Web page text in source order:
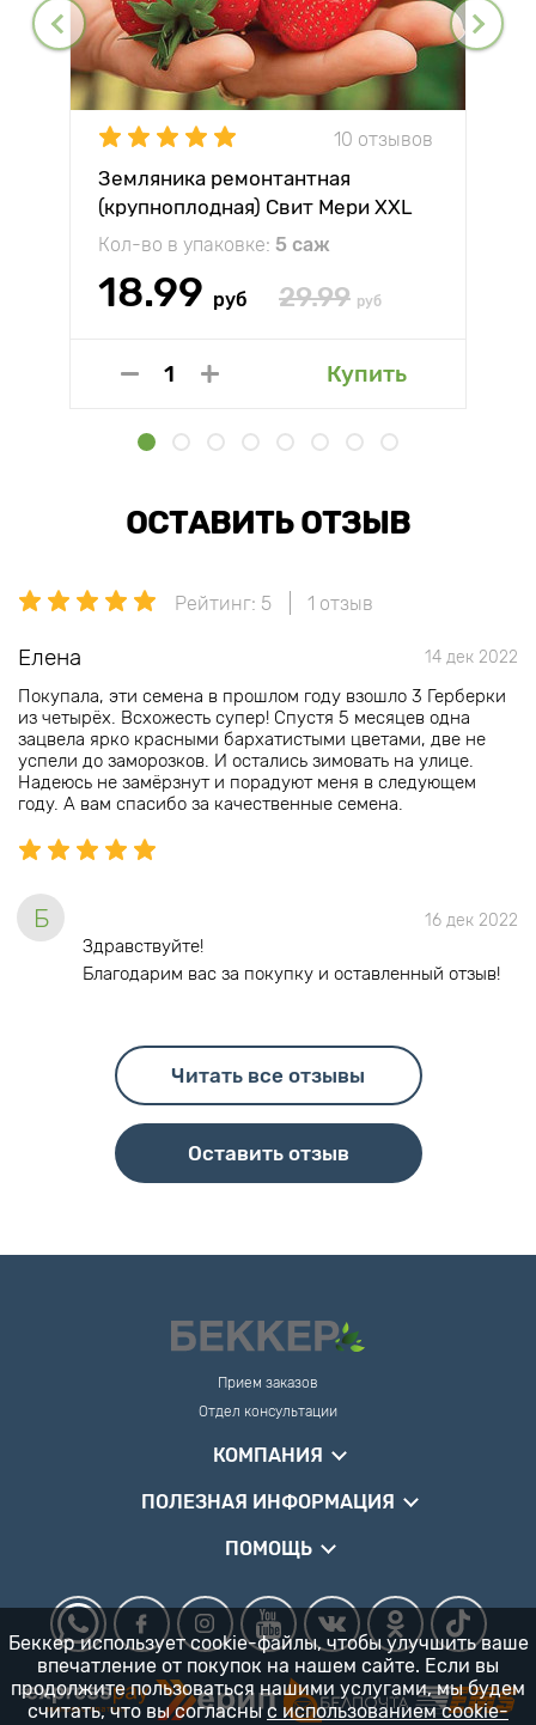
10 отзывов
Земляника ремонтантная
(крупноплодная) Свит Мери XXL
Кол-во в упаковке: 5 саж
18.99 руб 29.99 руб
Купить
ОСТАВИТЬ ОТЗЫВ
Рейтинг: 5 1 отзыв
Елена 14 дек 2022
Покупала, эти семена в прошлом году взошло 3 Герберки
из четырëх. Всхожесть супер! Спустя 5 месяцев одна
зацвела ярко красными бархатистыми цветами, две не
успели до заморозков. И остались зимовать на улице.
Надеюсь не замëрзнут и порадуют меня в следующем
году. А вам спасибо за качественные семена.
Б 16 дек 2022
Здравствуйте!
Благодарим вас за покупку и оставленный отзыв!
Читать все отзывы
Оставить отзыв
Прием заказов
Отдел консультации
КОМПАНИЯ
ПОЛЕЗНАЯ ИНФОРМАЦИЯ
ПОМОЩЬ
Беккер использует cookie-файлы, чтобы улучшить ваше
впечатление от покупок на нашем сайте. Если вы
продолжите пользоваться нашими услугами, мы будем
считать, что вы согласны с использованием cookie-